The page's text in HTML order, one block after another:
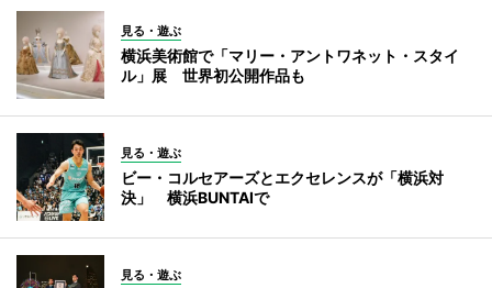
見る・遊ぶ
横浜美術館で「マリー・アントワネット・スタイ
ル」展 世界初公開作品も
見る・遊ぶ
ビー・コルセアーズとエクセレンスが「横浜対
決」 横浜BUNTAIで
見る・遊ぶ